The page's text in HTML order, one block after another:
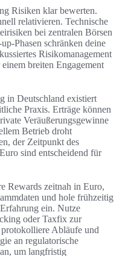
Risiken klar bewerten.
relativieren. Technische
bei zentralen Börsen
Phasen schränken deine
Risikomanagement
breiten Engagement
in Deutschland existiert
Praxis. Erträge können
Veräußerungsgewinne
Betrieb droht
der Zeitpunkt des
sind entscheidend für
Rewards zeitnah in Euro,
und hole frühzeitig
ein. Nutze
oder Taxfix zur
Abläufe und
an regulatorische
um langfristig